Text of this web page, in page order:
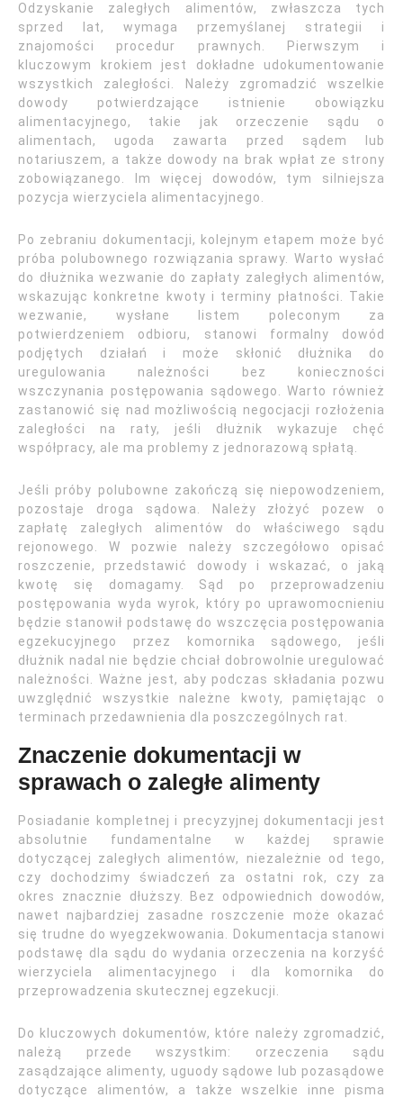
Odzyskanie zaległych alimentów, zwłaszcza tych
sprzed lat, wymaga przemyślanej strategii i
znajomości procedur prawnych. Pierwszym i
kluczowym krokiem jest dokładne udokumentowanie
wszystkich zaległości. Należy zgromadzić wszelkie
dowody potwierdzające istnienie obowiązku
alimentacyjnego, takie jak orzeczenie sądu o
alimentach, ugoda zawarta przed sądem lub
notariuszem, a także dowody na brak wpłat ze strony
zobowiązanego. Im więcej dowodów, tym silniejsza
pozycja wierzyciela alimentacyjnego.
Po zebraniu dokumentacji, kolejnym etapem może być
próba polubownego rozwiązania sprawy. Warto wysłać
do dłużnika wezwanie do zapłaty zaległych alimentów,
wskazując konkretne kwoty i terminy płatności. Takie
wezwanie, wysłane listem poleconym za
potwierdzeniem odbioru, stanowi formalny dowód
podjętych działań i może skłonić dłużnika do
uregulowania należności bez konieczności
wszczynania postępowania sądowego. Warto również
zastanowić się nad możliwością negocjacji rozłożenia
zaległości na raty, jeśli dłużnik wykazuje chęć
współpracy, ale ma problemy z jednorazową spłatą.
Jeśli próby polubowne zakończą się niepowodzeniem,
pozostaje droga sądowa. Należy złożyć pozew o
zapłatę zaległych alimentów do właściwego sądu
rejonowego. W pozwie należy szczegółowo opisać
roszczenie, przedstawić dowody i wskazać, o jaką
kwotę się domagamy. Sąd po przeprowadzeniu
postępowania wyda wyrok, który po uprawomocnieniu
będzie stanowił podstawę do wszczęcia postępowania
egzekucyjnego przez komornika sądowego, jeśli
dłużnik nadal nie będzie chciał dobrowolnie uregulować
należności. Ważne jest, aby podczas składania pozwu
uwzględnić wszystkie należne kwoty, pamiętając o
terminach przedawnienia dla poszczególnych rat.
Znaczenie dokumentacji w
sprawach o zaległe alimenty
Posiadanie kompletnej i precyzyjnej dokumentacji jest
absolutnie fundamentalne w każdej sprawie
dotyczącej zaległych alimentów, niezależnie od tego,
czy dochodzimy świadczeń za ostatni rok, czy za
okres znacznie dłuższy. Bez odpowiednich dowodów,
nawet najbardziej zasadne roszczenie może okazać
się trudne do wyegzekwowania. Dokumentacja stanowi
podstawę dla sądu do wydania orzeczenia na korzyść
wierzyciela alimentacyjnego i dla komornika do
przeprowadzenia skutecznej egzekucji.
Do kluczowych dokumentów, które należy zgromadzić,
należą przede wszystkim: orzeczenia sądu
zasądzające alimenty, uguody sądowe lub pozasądowe
dotyczące alimentów, a także wszelkie inne pisma